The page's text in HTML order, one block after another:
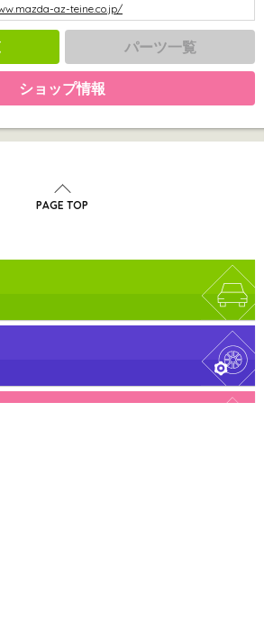
az-teine.co.jp/
パーツ一覧
ショップ情報
PAGE TOP